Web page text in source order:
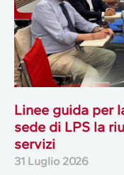
Linee guida per
sede di LPS la
servizi
31 Luglio 2026